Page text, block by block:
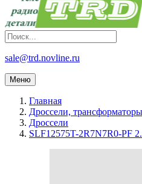
sale@trd.novline.ru
Меню
Главная
Дроссели, трансформаторы
Дроссели
SLF12575T-2R7N7R0-PF